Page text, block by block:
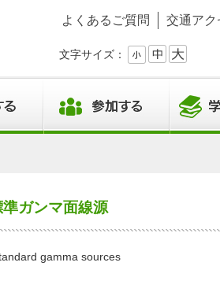
よくあるご質問 交通アク
文字サイズ：
ガンマ面線源
gamma sources